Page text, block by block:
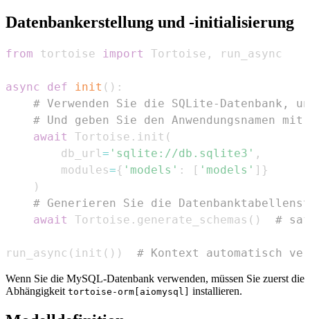
Datenbankerstellung und -initialisierung
from tortoise import Tortoise ,
async def init ( ) :
# Verwenden Sie die SQLite-Datenbank,
# Und geben Sie den Anwendungsnamen
await
Tortoise . init (
        db_url
= 'sqlite://db.sqlite3' ,
        modules
={ 'models' : [ 'models' ] }
)
# Generieren Sie die
await
Tortoise . generate_schemas ( ) #
run_async ( init ( ) ) # Kontext automatisch
Wenn Sie die MySQL-Datenbank verwenden, müssen Sie zuerst die
Abhängigkeit tortoise-orm[aiomysql] installieren.